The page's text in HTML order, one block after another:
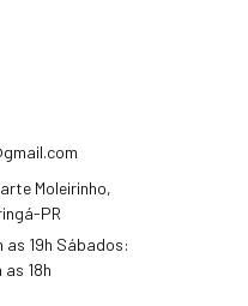
Moleirinho,
PR
as 19h Sábados:
as 18h